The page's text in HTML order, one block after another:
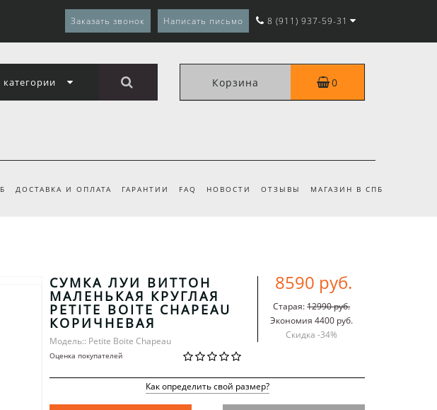
Заказать звонок Написать письмо 8 (911) 937-59-31
категории Корзина 0
ДОСТАВКА И ОПЛАТА ГАРАНТИИ FAQ НОВОСТИ ОТЗЫВЫ МАГАЗИН В СПБ
СУМКА ЛУИ ВИТТОН
МАЛЕНЬКАЯ КРУГЛАЯ
PETITE BOITE CHAPEAU
КОРИЧНЕВАЯ
Модель:: Petite Boite Chapeau
Оценка покупателей
8590 руб.
Старая:12990 руб.
Экономия 4400 руб.
Скидка -34%
Как определить свой размер?